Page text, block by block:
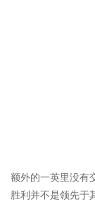
额外的一英里没
胜利并不是领先于